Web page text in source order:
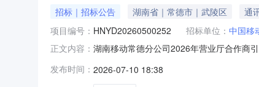
招标｜招标公告 湖南省｜常德市｜武陵区 通
项目编号： HNYD20260500252 招标单位： 中国移
正文内容： 湖南移动常德分公司2026年营业厅合作商
发布时间： 2026-07-10 18:38